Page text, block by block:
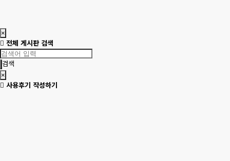
×
전체 게시판 검색
검색
×
사용후기 작성하기